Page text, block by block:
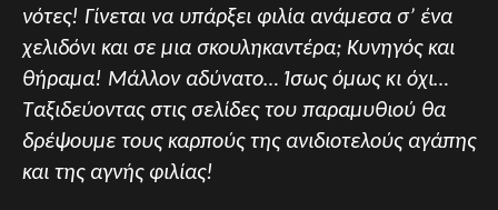
νότες! Γίνεται να υπάρξει φιλία ανάμεσα σ’ ένα
χελιδόνι και σε μια σκουληκαντέρα; Κυνηγός και
θήραμα! Μάλλον αδύνατο… Ίσως όμως κι όχι…
Ταξιδεύοντας στις σελίδες του παραμυθιού θα
δρέψουμε τους καρπούς της ανιδιοτελούς αγάπης
και της αγνής φιλίας!